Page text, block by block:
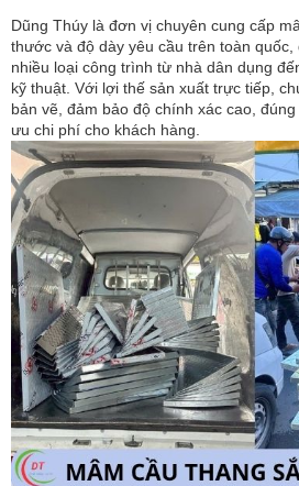
Dũng Thúy là đơn vị chuyên cung cấp
thước và độ dày yêu cầu trên toàn
nhiều loại công trình từ nhà dân dụng
kỹ thuật. Với lợi thế sản xuất trực tiếp,
bản vẽ, đảm bảo độ chính xác cao,
ưu chi phí cho khách hàng.